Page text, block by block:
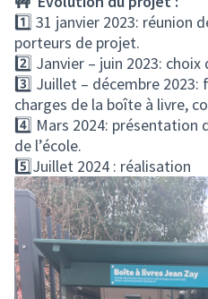
1️⃣ 31 janvier 2023: réunion
porteurs de projet.
2️⃣ Janvier – juin 2023:
3️⃣ Juillet – décembre 2023:
charges de la boîte à livre,
4️⃣ Mars 2024: présentation
de l’école.
5️⃣Juillet 2024 : réalisation